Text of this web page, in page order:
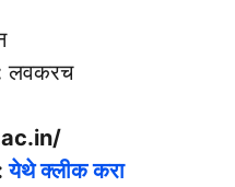
लवकरच
:येथे क्लीक करा